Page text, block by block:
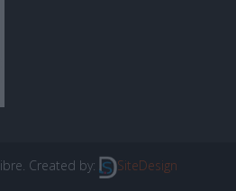
Created by: SiteDesign